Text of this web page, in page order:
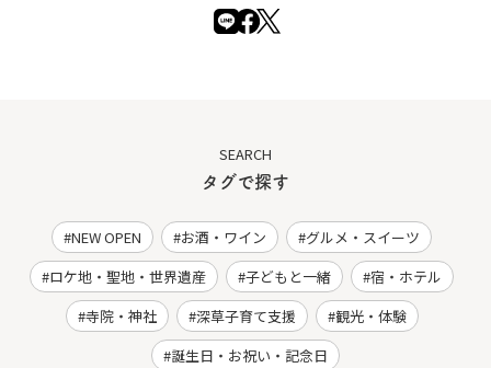
SEARCH
タグで探す
NEW OPEN お酒・ワイン
グルメ・スイーツ
ロケ地・聖地・世界遺産
子どもと一緒
宿・ホテル
寺院・神社
深草子育て支援
観光・体験
誕生日・お祝い・記念日